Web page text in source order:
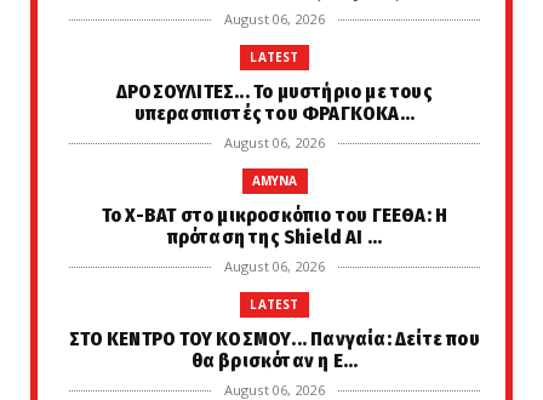
August 06, 2026
LATEST
ΔΡΟΣΟΥΛΙΤΕΣ... Το μυστήριο με τους
υπερασπιστές του ΦΡΑΓΚΟΚΑ...
August 06, 2026
AMYNA
Το X-BAT στο μικροσκόπιο του ΓΕΕΘΑ: Η
πρόταση της Shield AI ...
August 06, 2026
LATEST
ΣΤΟ ΚΕΝΤΡΟ ΤΟΥ ΚΟΣΜΟΥ... Πανγαία: Δείτε που
θα βρισκόταν η Ε...
August 06, 2026